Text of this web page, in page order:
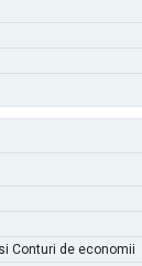
Conturi de economii